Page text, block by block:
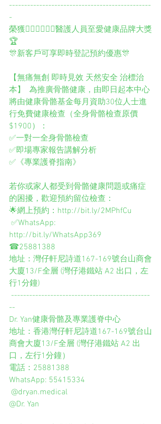
-----------------------------------------------
-
榮獲👨🏻‍⚕️👩🏻‍⚕️醫護人員至愛健康品牌大獎
🏆
🎊新客戶可享即時登記預約優惠🎊
【無痛無創 即時見效 天然安全 治標治
本】  為推廣骨骼健康，由即日起本中心
將由健康骨骼基金每月資助30位人士進
行免費健康檢查（全身骨骼檢查原價
$1900）：
✅一對一全身骨骼檢查
✅即場專家報告講解分析
✅《專業護脊指南》
若你或家人都受到骨骼健康問題或痛症
的困擾，歡迎預約留位檢查：
🌟網上預約：http://bit.ly/2MPhfCu
http://bit.ly/WhatsApp369
☎25881388
地址：灣仔軒尼詩道167-169號台山商會
大廈13/F全層 (灣仔港鐵站 A2 出口，左
行1分鐘)
--
Dr. Yan健康骨骼及專業護脊中心
地址：香港灣仔軒尼詩道167-169號台山
商會大廈13/F全層 (灣仔港鐵站 A2 出
口，左行1分鐘）
電話：25881388
WhatsApp: 55415334
@dryan.medical
@Dr. Yan